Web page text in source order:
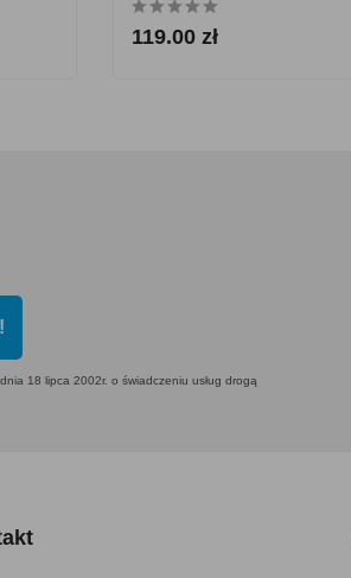
119.00 zł
18 lipca 2002r. o świadczeniu usług drogą